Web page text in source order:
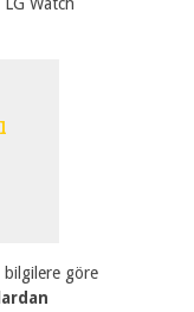
bilgilere göre